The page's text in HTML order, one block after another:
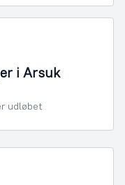
i Arsuk
udløbet